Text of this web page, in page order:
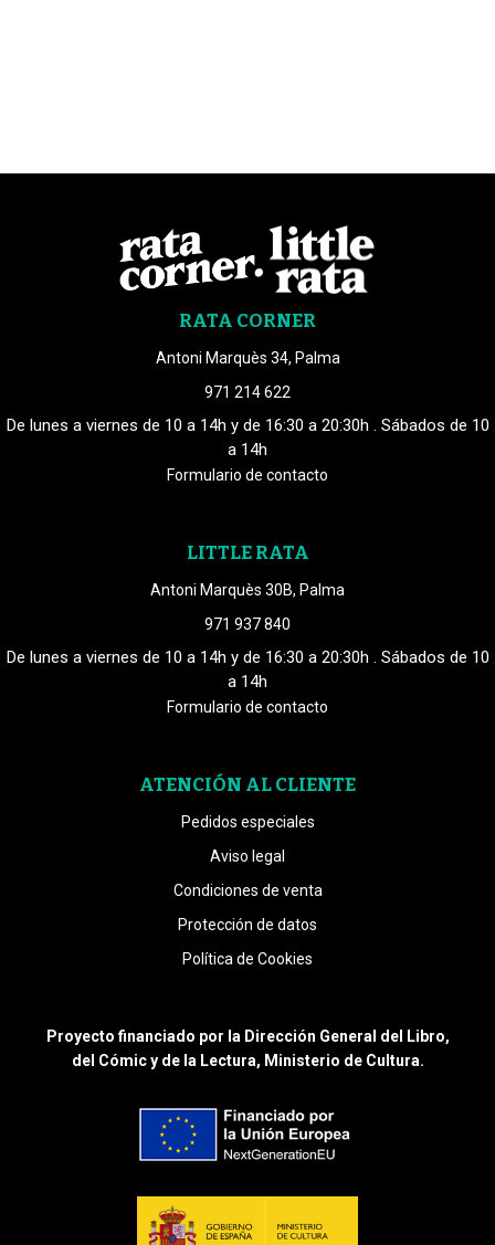
RATA CORNER
Antoni Marquès 34, Palma
971 214 622
De lunes a viernes de 10 a 14h y de 16:30 a 20:30h . Sábados de 10
a 14h
Formulario de contacto
LITTLE RATA
Antoni Marquès 30B, Palma
971 937 840
De lunes a viernes de 10 a 14h y de 16:30 a 20:30h . Sábados de 10
a 14h
Formulario de contacto
ATENCIÓN AL CLIENTE
Pedidos especiales
Aviso legal
Condiciones de venta
Protección de datos
Política de Cookies
Proyecto financiado por la Dirección General del Libro,
del Cómic y de la Lectura, Ministerio de Cultura.